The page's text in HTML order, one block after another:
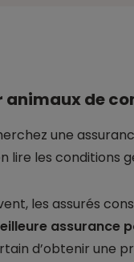
animaux de
une
lire les conditions
les assurés
assurance
d’obtenir une